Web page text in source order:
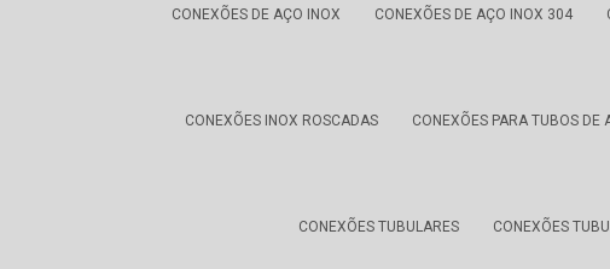
CONEXÕES DE AÇO INOX CONEXÕES DE AÇO INOX 304
CONEXÕES INOX ROSCADAS CONEXÕES PARA TUBOS DE
CONEXÕES TUBULARES CONEXÕES